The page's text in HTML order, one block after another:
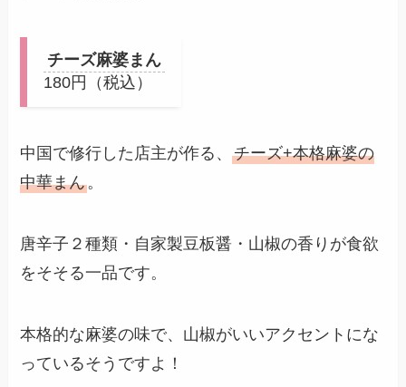
チーズ麻婆まん
180円（税込）
中国で修行した店主が作る、チーズ+本格麻婆の
中華まん。
唐辛子２種類・自家製豆板醤・山椒の香りが食欲
をそそる一品です。
本格的な麻婆の味で、山椒がいいアクセントにな
っているそうですよ！